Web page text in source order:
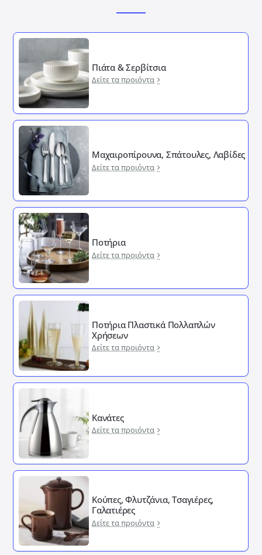
Πιάτα & Σερβίτσια
Δείτε τα προιόντα
Μαχαιροπίρουνα, Σπάτουλες, Λαβίδες
Δείτε τα προιόντα
Ποτήρια
Δείτε τα προιόντα
Ποτήρια Πλαστικά Πολλαπλών
Χρήσεων
Δείτε τα προιόντα
Κανάτες
Δείτε τα προιόντα
Κούπες, Φλυτζάνια, Τσαγιέρες,
Γαλατιέρες
Δείτε τα προιόντα